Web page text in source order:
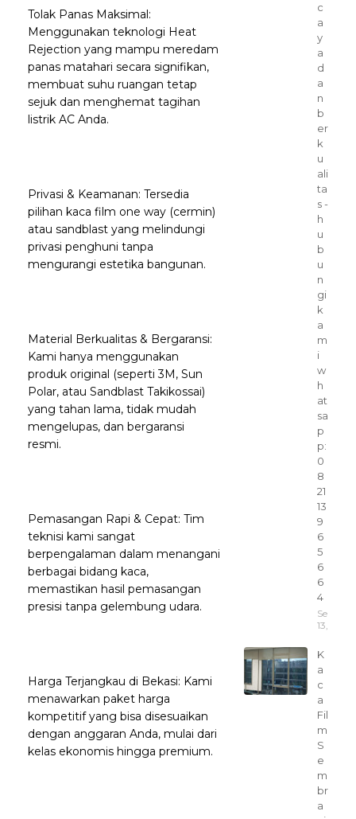
Tolak Panas Maksimal:
Menggunakan teknologi Heat
Rejection yang mampu meredam
panas matahari secara signifikan,
membuat suhu ruangan tetap
sejuk dan menghemat tagihan
listrik AC Anda.
Privasi & Keamanan: Tersedia
pilihan kaca film one way (cermin)
atau sandblast yang melindungi
privasi penghuni tanpa
mengurangi estetika bangunan.
Material Berkualitas & Bergaransi:
Kami hanya menggunakan
produk original (seperti 3M, Sun
Polar, atau Sandblast Takikossai)
yang tahan lama, tidak mudah
mengelupas, dan bergaransi
resmi.
Pemasangan Rapi & Cepat: Tim
teknisi kami sangat
berpengalaman dalam menangani
berbagai bidang kaca,
memastikan hasil pemasangan
presisi tanpa gelembung udara.
Harga Terjangkau di Bekasi: Kami
menawarkan paket harga
kompetitif yang bisa disesuaikan
dengan anggaran Anda, mulai dari
kelas ekonomis hingga premium.
c
a
y
a
d
a
n
b
er
k
u
ali
ta
s -
h
u
b
u
n
gi
k
a
m
i
w
h
at
sa
p
p:
0
8
21
13
9
6
5
6
6
4
13, 2025
K
a
c
a
Fil
m
S
e
m
br
a